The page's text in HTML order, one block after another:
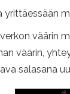
väärin
väärin,
salasana